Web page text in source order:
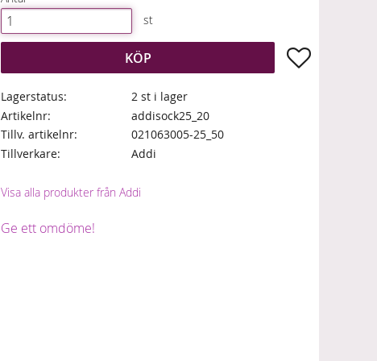
st
KÖP Lägg till i
Lagerstatus
2 st i lager
Artikelnr
addisock25_20
Tillv. artikelnr
021063005-25_50
Tillverkare
Addi
Visa alla produkter från Addi
Ge ett omdöme!